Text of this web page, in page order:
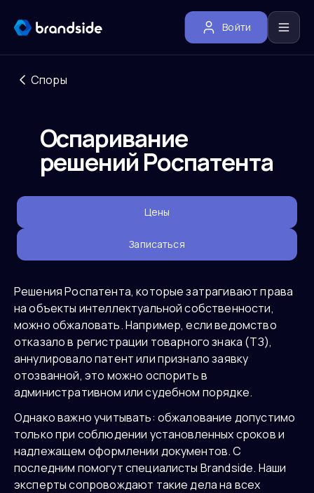
Войти
Споры
Оспаривание
решений Роспатента
Цены
Записаться
Решения Роспатента, которые затрагивают права
на объекты интеллектуальной собственности,
можно обжаловать. Например, если ведомство
отказало в регистрации товарного знака (ТЗ),
аннулировало патент или признало заявку
отозванной, это можно оспорить в
административном или судебном порядке.
Однако важно учитывать: обжалование допустимо
только при соблюдении установленных сроков и
надлежащем оформлении документов. С
последним помогут специалисты Brandside. Наши
эксперты сопровождают такие дела на всех